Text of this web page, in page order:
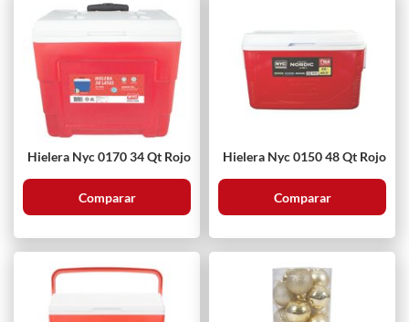
Hielera Nyc 0170 34 Qt Rojo
Comparar
Hielera Nyc 0150 48 Qt Rojo
Comparar